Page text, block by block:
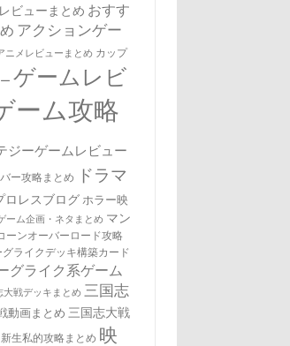
ビューまとめ おすす
アクションゲー
ニメレビューまとめ カップ
ゲームレビ
ーム攻略
ジーゲームレビュー
ー攻略まとめ
ドラマ
ロレスブログ ホラー映
ーム企画・ネタまとめ マン
ーンオーバーロード攻略
グライクデッキ構築カード
グライク系ゲーム
大戦デッキまとめ 三国志
動画まとめ 三国志大戦
生私的攻略まとめ 映